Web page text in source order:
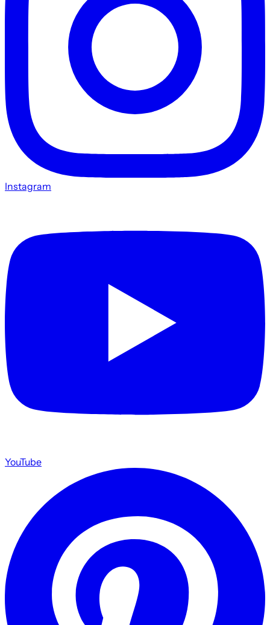
Instagram
YouTube